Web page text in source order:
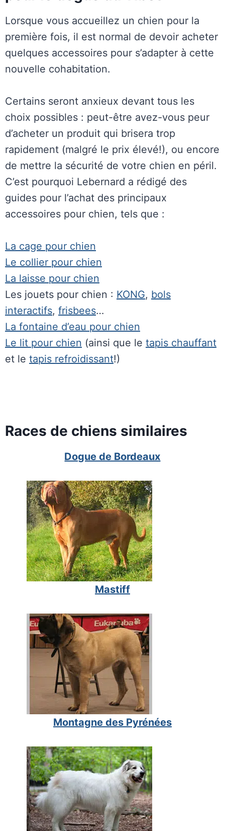
Lorsque vous accueillez un chien pour la
première fois, il est normal de devoir acheter
quelques accessoires pour s’adapter à cette
nouvelle cohabitation.
Certains seront anxieux devant tous les
choix possibles : peut-être avez-vous peur
d’acheter un produit qui brisera trop
rapidement (malgré le prix élevé!), ou encore
de mettre la sécurité de votre chien en péril.
C’est pourquoi Lebernard a rédigé des
guides pour l’achat des principaux
accessoires pour chien, tels que :
La cage pour chien
Le collier pour chien
La laisse pour chien
Les jouets pour chien : KONG, bols
interactifs, frisbees…
La fontaine d’eau pour chien
Le lit pour chien (ainsi que le tapis chauffant
et le tapis refroidissant!)
Races de chiens similaires
Dogue de Bordeaux
Mastiff
Montagne des Pyrénées